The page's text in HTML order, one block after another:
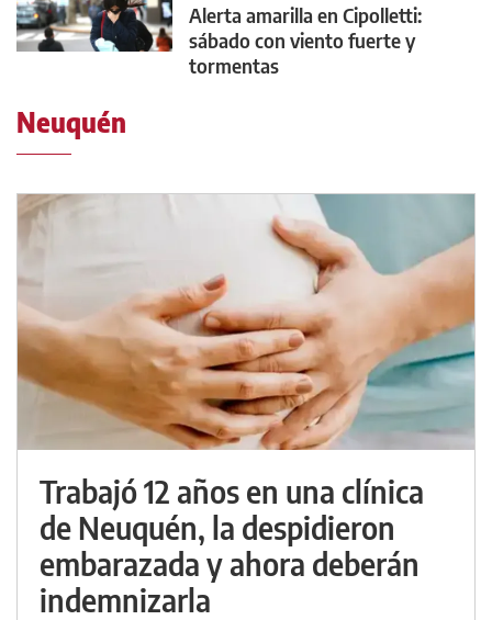
Alerta amarilla en Cipolletti:
sábado con viento fuerte y
tormentas
Neuquén
Trabajó 12 años en una clínica
de Neuquén, la despidieron
embarazada y ahora deberán
indemnizarla